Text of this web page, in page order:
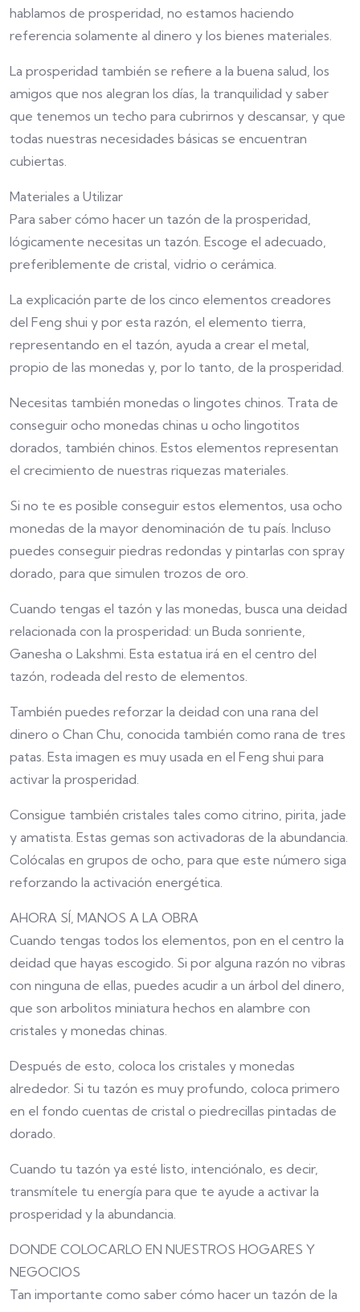
hablamos de prosperidad, no estamos haciendo
referencia solamente al dinero y los bienes materiales.
La prosperidad también se refiere a la buena salud, los
amigos que nos alegran los días, la tranquilidad y saber
que tenemos un techo para cubrirnos y descansar, y que
todas nuestras necesidades básicas se encuentran
cubiertas.
Materiales a Utilizar
Para saber cómo hacer un tazón de la prosperidad,
lógicamente necesitas un tazón. Escoge el adecuado,
preferiblemente de cristal, vidrio o cerámica.
La explicación parte de los cinco elementos creadores
del Feng shui y por esta razón, el elemento tierra,
representando en el tazón, ayuda a crear el metal,
propio de las monedas y, por lo tanto, de la prosperidad.
Necesitas también monedas o lingotes chinos. Trata de
conseguir ocho monedas chinas u ocho lingotitos
dorados, también chinos. Estos elementos representan
el crecimiento de nuestras riquezas materiales.
Si no te es posible conseguir estos elementos, usa ocho
monedas de la mayor denominación de tu país. Incluso
puedes conseguir piedras redondas y pintarlas con spray
dorado, para que simulen trozos de oro.
Cuando tengas el tazón y las monedas, busca una deidad
relacionada con la prosperidad: un Buda sonriente,
Ganesha o Lakshmi. Esta estatua irá en el centro del
tazón, rodeada del resto de elementos.
También puedes reforzar la deidad con una rana del
dinero o Chan Chu, conocida también como rana de tres
patas. Esta imagen es muy usada en el Feng shui para
activar la prosperidad.
Consigue también cristales tales como citrino, pirita, jade
y amatista. Estas gemas son activadoras de la abundancia.
Colócalas en grupos de ocho, para que este número siga
reforzando la activación energética.
AHORA SÍ, MANOS A LA OBRA
Cuando tengas todos los elementos, pon en el centro la
deidad que hayas escogido. Si por alguna razón no vibras
con ninguna de ellas, puedes acudir a un árbol del dinero,
que son arbolitos miniatura hechos en alambre con
cristales y monedas chinas.
Después de esto, coloca los cristales y monedas
alrededor. Si tu tazón es muy profundo, coloca primero
en el fondo cuentas de cristal o piedrecillas pintadas de
dorado.
Cuando tu tazón ya esté listo, intenciónalo, es decir,
transmítele tu energía para que te ayude a activar la
prosperidad y la abundancia.
DONDE COLOCARLO EN NUESTROS HOGARES Y
NEGOCIOS
Tan importante como saber cómo hacer un tazón de la